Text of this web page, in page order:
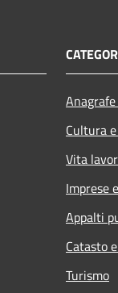
Cultura
Vita
Imprese
Appalti
Catasto
Turismo